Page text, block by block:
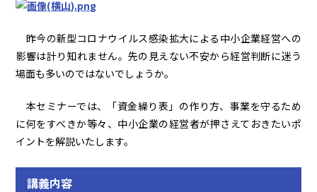
昨今の新型コロナウイルス感染拡大による中小企業経営への
影響は計り知れません。先の見えない不安から経営判断に迷う
場面も多いのではないでしょうか。
本セミナーでは、「資金繰り表」の作り方、事業を守るため
に何をすべきか等々、中小企業の経営者が押さえておきたいポ
イントを解説いたします。
講義内容